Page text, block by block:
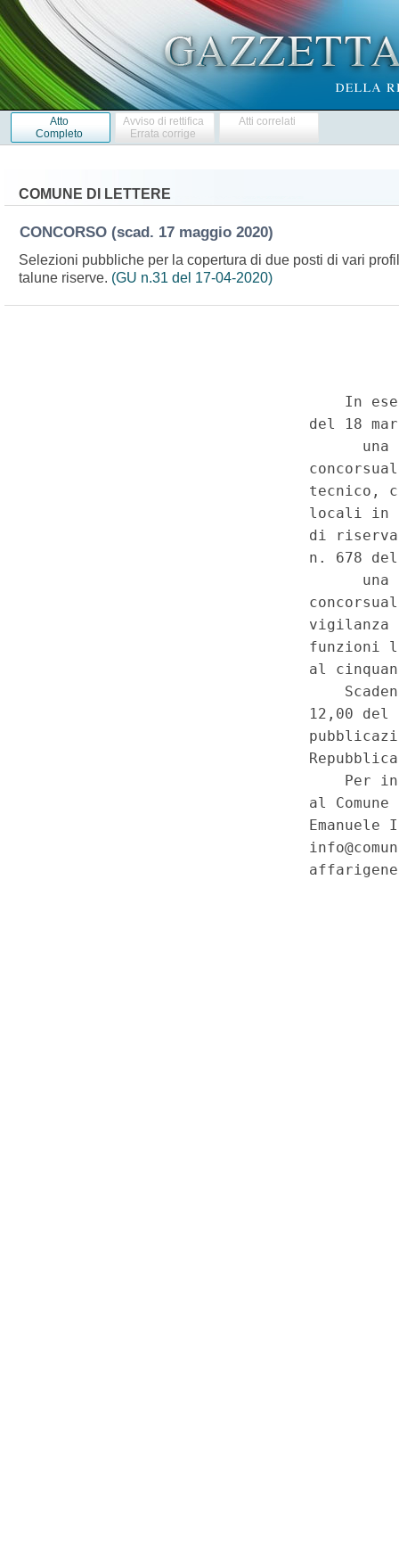
Atto
Completo
Avviso di rettifica
Errata corrige
Atti correlati
COMUNE DI LETTERE
CONCORSO (scad. 17 maggio 2020)
Selezioni pubbliche per la copertura di due posti di vari
talune riserve. (GU n.31 del 17-04-2020)